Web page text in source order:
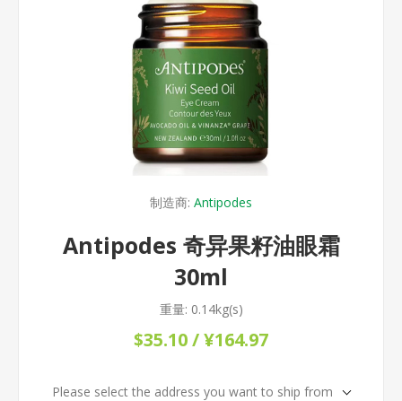
制造商: Antipodes
Antipodes 奇异果籽油眼霜
30ml
重量: 0.14kg(s)
$35.10 / ¥164.97
Please select the address you want to ship from